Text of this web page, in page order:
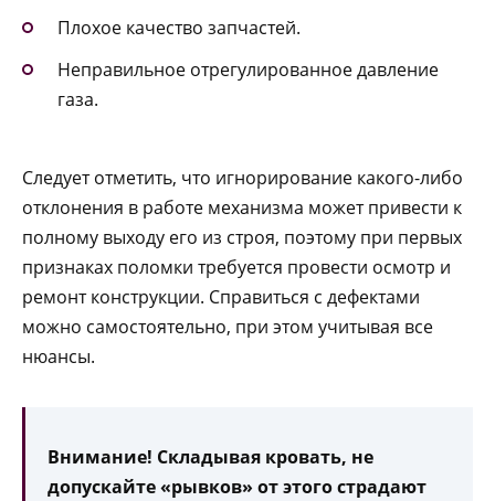
Плохое качество запчастей.
Неправильное отрегулированное давление
газа.
Следует отметить, что игнорирование какого-либо
отклонения в работе механизма может привести к
полному выходу его из строя, поэтому при первых
признаках поломки требуется провести осмотр и
ремонт конструкции. Справиться с дефектами
можно самостоятельно, при этом учитывая все
нюансы.
Внимание! Складывая кровать, не
допускайте «рывков» от этого страдают